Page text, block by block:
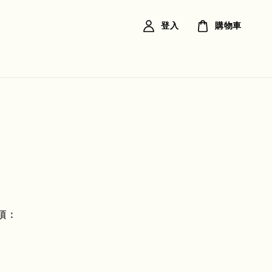
登入 購物車
：